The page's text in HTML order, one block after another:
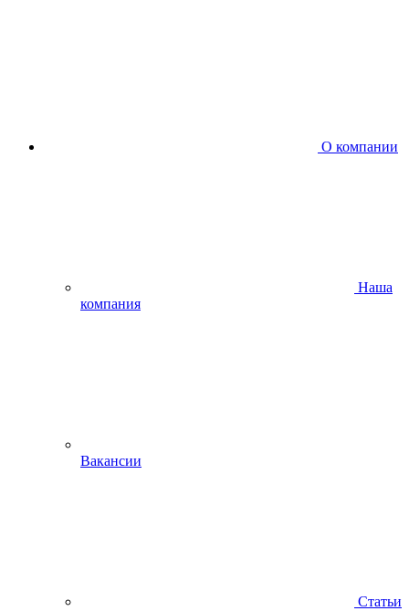
О компании
Наша
компания
Вакансии
Статьи